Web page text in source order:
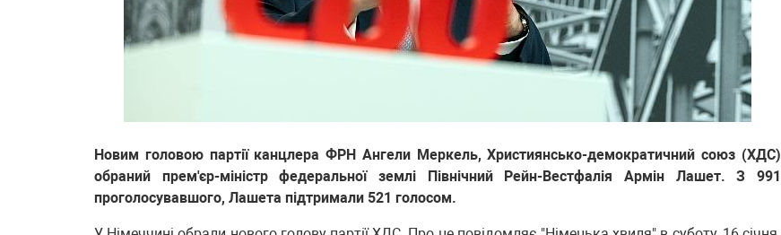
Новим головою партії канцлера ФРН Ангели Меркель, Християнсько-демократичний союз (ХДС)
обраний прем'єр-міністр федеральної землі Північний Рейн-Вестфалія Армін Лашет. З 991
проголосувавшого, Лашета підтримали 521 голосом.